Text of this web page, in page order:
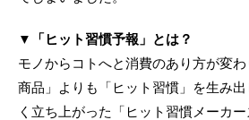
▼「ヒット習慣予報」とは？
モノからコトへと消費のあり方が変
商品」よりも「ヒット習慣」を生み
く立ち上がった「ヒット習慣メーカ